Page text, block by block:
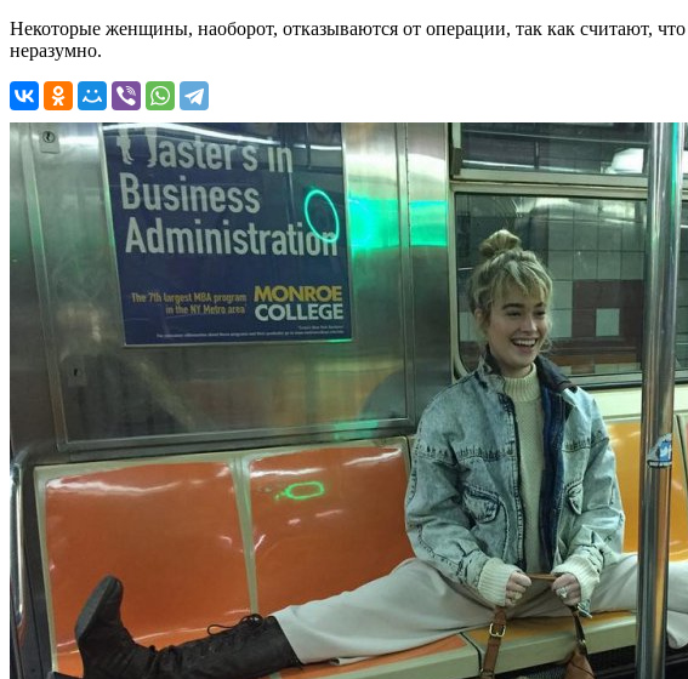
Некоторые женщины, наоборот, отказываются от операции, так как считают,
неразумно.